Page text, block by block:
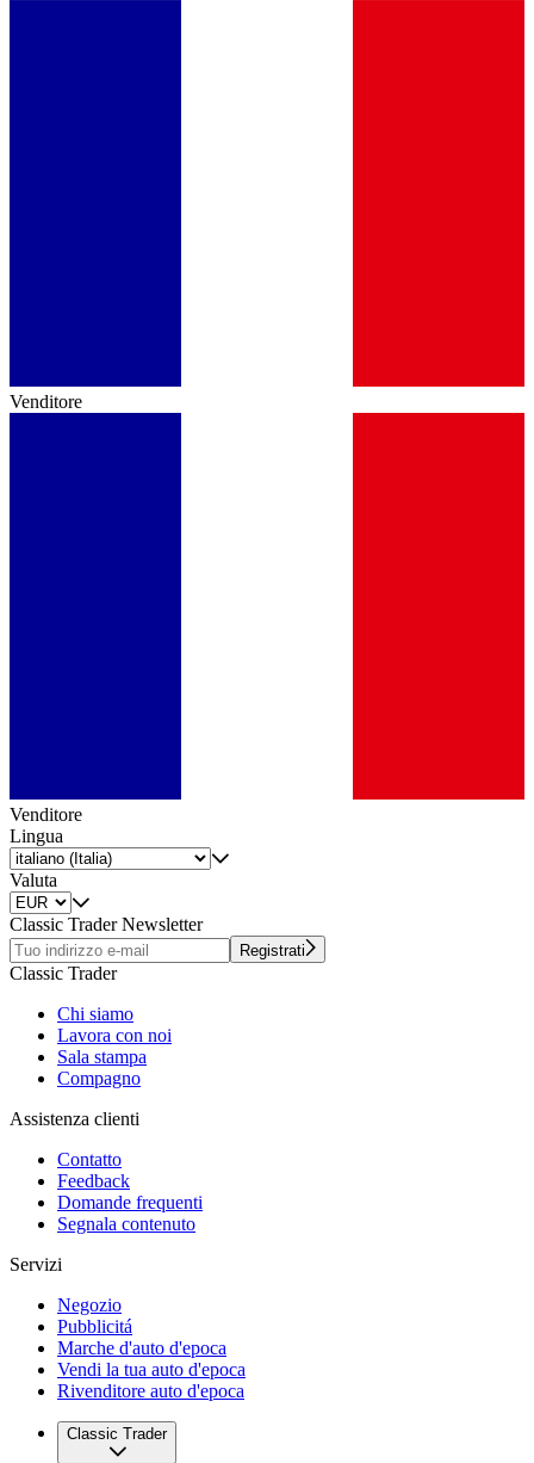
Venditore
Venditore
Lingua
Valuta
Classic Trader Newsletter
Registrati
Classic Trader
Chi siamo
Lavora con noi
Sala stampa
Compagno
Assistenza clienti
Contatto
Feedback
Domande frequenti
Segnala contenuto
Servizi
Negozio
Pubblicitá
Marche d'auto d'epoca
Vendi la tua auto d'epoca
Rivenditore auto d'epoca
Classic Trader